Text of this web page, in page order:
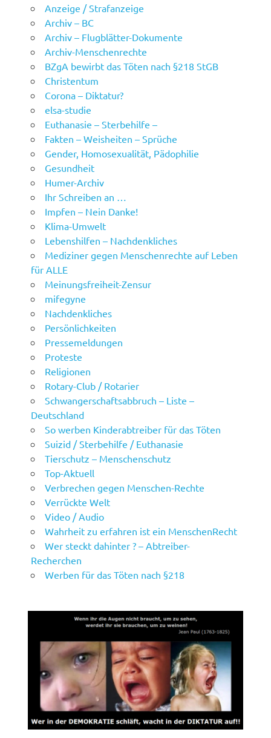
Anzeige / Strafanzeige
Archiv – BC
Archiv – Flugblätter-Dokumente
Archiv-Menschenrechte
BZgA bewirbt das Töten nach §218 StGB
Christentum
Corona – Diktatur?
elsa-studie
Euthanasie – Sterbehilfe –
Fakten – Weisheiten – Sprüche
Gender, Homosexualität, Pädophilie
Gesundheit
Humer-Archiv
Ihr Schreiben an …
Impfen – Nein Danke!
Klima-Umwelt
Lebenshilfen – Nachdenkliches
Mediziner gegen Menschenrechte auf Leben
für ALLE
Meinungsfreiheit-Zensur
mifegyne
Nachdenkliches
Persönlichkeiten
Pressemeldungen
Proteste
Religionen
Rotary-Club / Rotarier
Schwangerschaftsabbruch – Liste –
Deutschland
So werben Kinderabtreiber für das Töten
Suizid / Sterbehilfe / Euthanasie
Tierschutz – Menschenschutz
Top-Aktuell
Verbrechen gegen Menschen-Rechte
Verrückte Welt
Video / Audio
Wahrheit zu erfahren ist ein MenschenRecht
Wer steckt dahinter ? – Abtreiber-
Recherchen
Werben für das Töten nach §218